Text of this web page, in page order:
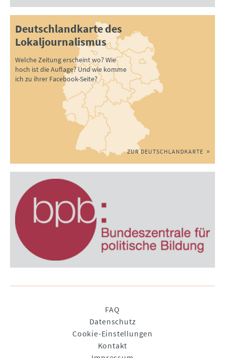
Deutschlandkarte des
Lokaljournalismus
Welche Zeitung erscheint wo? Wie
hoch ist die Auflage? Und wie komme
ich zu ihrer Facebook-Seite?
ZUR DEUTSCHLANDKARTE
FAQ
Datenschutz
Cookie-Einstellungen
Kontakt